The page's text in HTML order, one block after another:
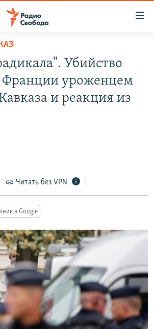
РАССЫЛКУ
Убийство
Франции уроженцем
и реакция из
Читать без VPN
в Google